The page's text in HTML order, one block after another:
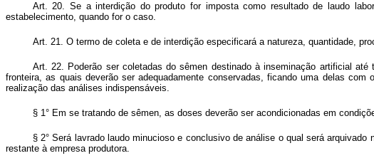
Art. 20. Se a interdição do produto for imposta como resultado de laudo
estabelecimento, quando for o caso.
Art. 21. O termo de coleta e de interdição especificará a natureza, quantidade,
Art. 22. Poderão ser coletadas do sêmen destinado à inseminação artificial
fronteira, as quais deverão ser adequadamente conservadas, ficando uma delas
realização das análises indispensáveis.
§ 1° Em se tratando de sêmen, as doses deverão ser acondicionadas em
§ 2° Será lavrado laudo minucioso e conclusivo de análise o qual será
restante à empresa produtora.